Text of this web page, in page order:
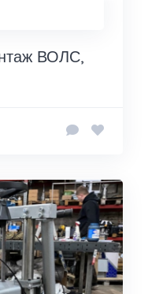
ВОЛС,